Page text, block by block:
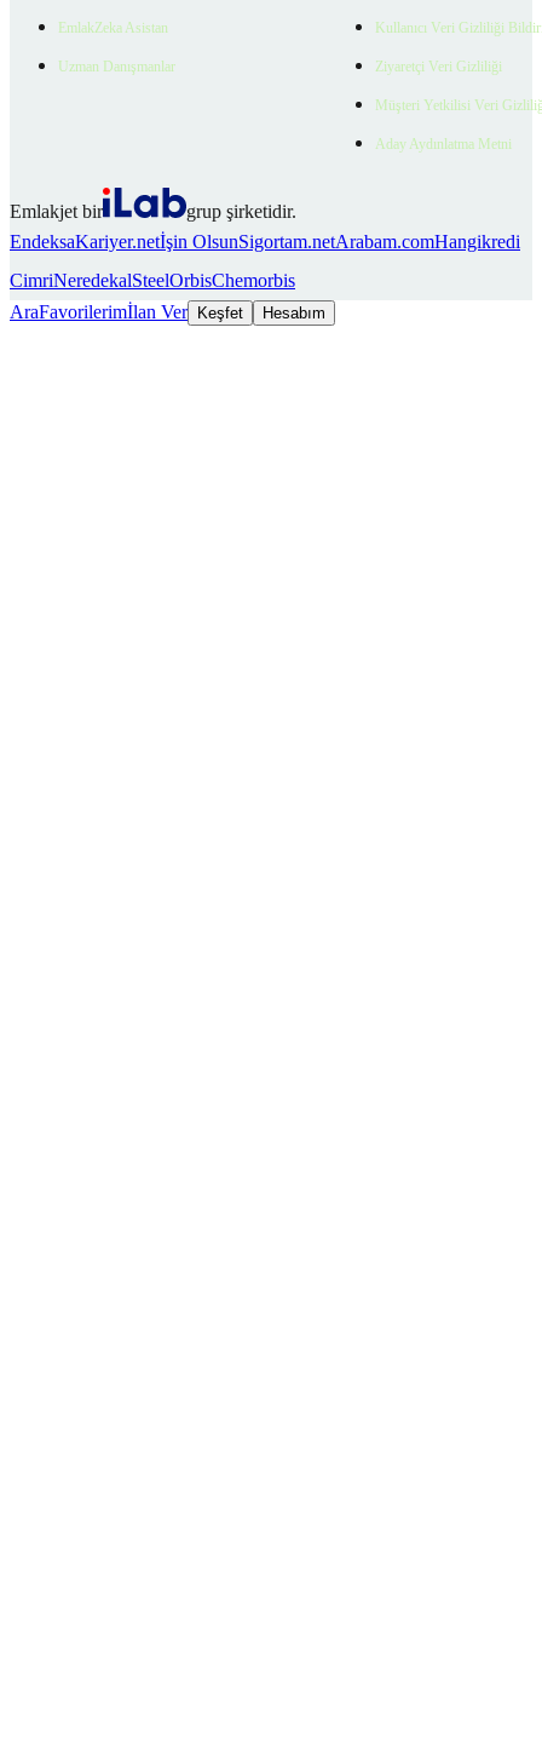
EmlakZeka Asistan
Uzman Danışmanlar
Kullanıcı Veri Gizliliği
Ziyaretçi Veri Gizliliği
Müşteri Yetkilisi Veri
Aday Aydınlatma Metni
Emlakjet bir
grup şirketidir.
EndeksaKariyer.netİşin OlsunSigortam.netArabam.comHangikredi
CimriNeredekalSteelOrbisChemorbis
AraFavorilerimİlan Ver Keşfet Hesabım